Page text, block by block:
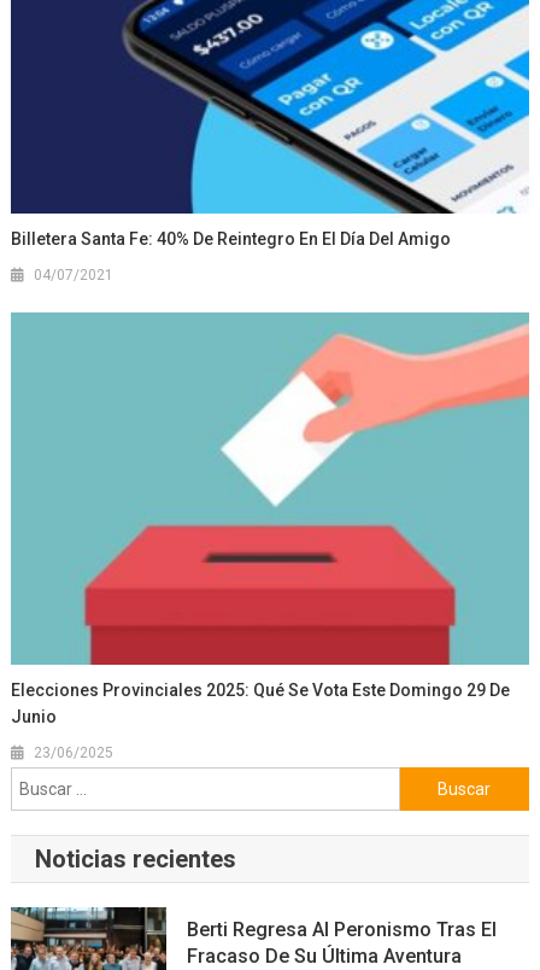
Billetera Santa Fe: 40% De Reintegro En El Día Del Amigo
04/07/2021
Elecciones Provinciales 2025: Qué Se Vota Este Domingo 29 De
Junio
23/06/2025
Buscar:
Noticias recientes
Berti Regresa Al Peronismo Tras El
Fracaso De Su Última Aventura